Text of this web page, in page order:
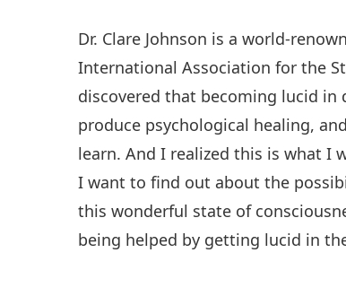
Dr. Clare Johnson is a world-
International Association for the
discovered that becoming lucid in
produce psychological healing,
learn. And I realized this is what I
I want to find out about the
this wonderful state of
being helped by getting lucid in